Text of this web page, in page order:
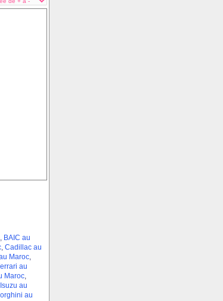
, BAIC au
, Cadillac au
Maroc,
au
Maroc,
Isuzu au
au